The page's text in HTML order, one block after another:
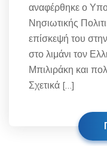
αναφέρθηκε ο
Νησιωτικής
επίσκεψή του
στο λιμάνι τον
Μπιλιράκη και
Σχετικά […]